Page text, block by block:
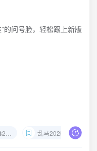
的问号脸，轻松跟上新版
源 乱马2025新番内封简繁